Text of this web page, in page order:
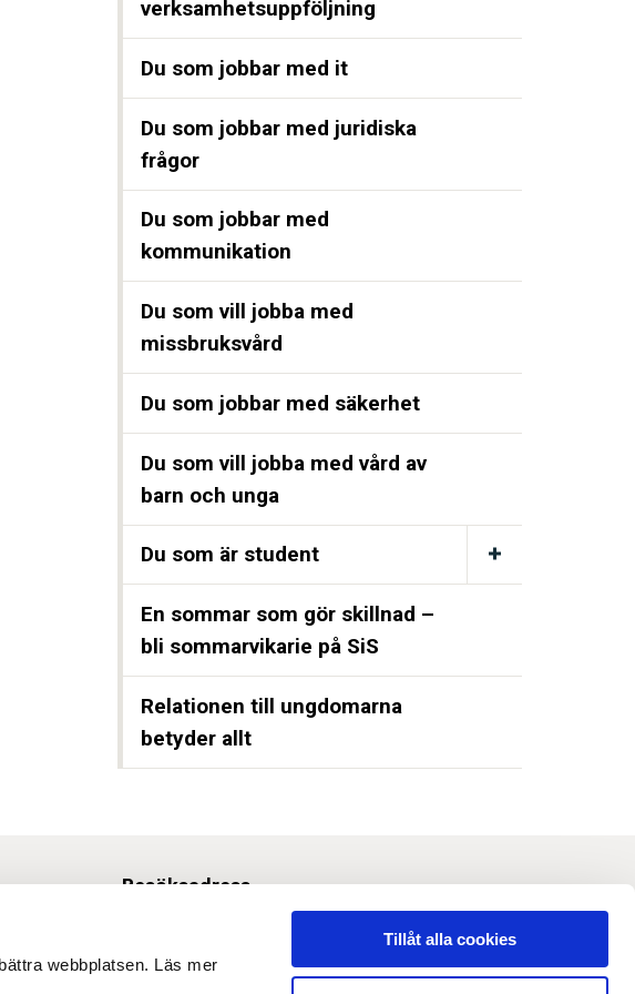
webbplatsen. Läs mer
Tillåt alla cookies
verksamhetsuppföljning
Du som jobbar med it
Du som jobbar med juridiska
frågor
Du som jobbar med
kommunikation
Du som vill jobba med
missbruksvård
Du som jobbar med säkerhet
Du som vill jobba med vård av
barn och unga
Du som är student
En sommar som gör skillnad –
bli sommarvikarie på SiS
Relationen till ungdomarna
betyder allt
Besöksadress
Svetsarvägen 10, Solna